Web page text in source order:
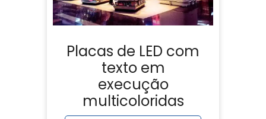
Placas de LED com
texto em
execução
multicoloridas